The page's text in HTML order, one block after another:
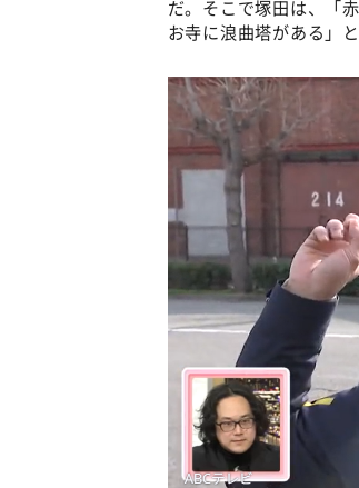
だ。そこで塚田は、「
お寺に浪曲塔がある」と